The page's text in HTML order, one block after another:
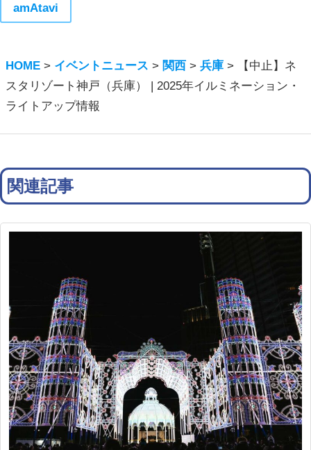
amAtavi
HOME > イベントニュース > 関西 >兵庫 >
【中止】ネ
スタリゾート神戸（兵庫） | 2025年イルミネーション・
ライトアップ情報
関連記事